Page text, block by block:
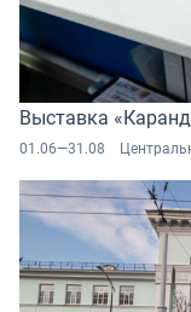
Выставка
01.06—31.08